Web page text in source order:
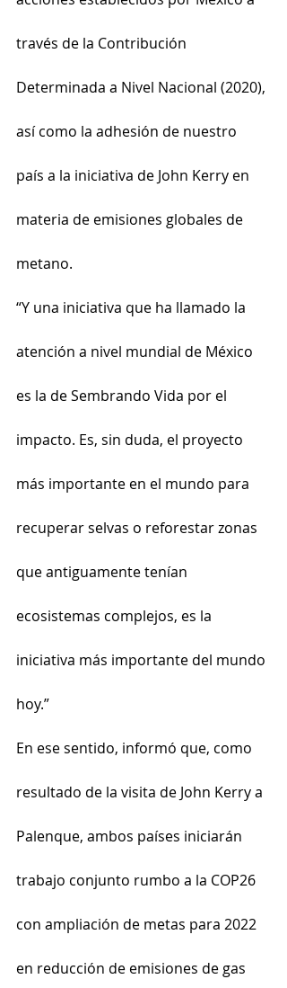
través de la Contribución
Determinada a Nivel Nacional (2020),
así como la adhesión de nuestro
país a la iniciativa de John Kerry en
materia de emisiones globales de
metano.
“Y una iniciativa que ha llamado la
atención a nivel mundial de México
es la de Sembrando Vida por el
impacto. Es, sin duda, el proyecto
más importante en el mundo para
recuperar selvas o reforestar zonas
que antiguamente tenían
ecosistemas complejos, es la
iniciativa más importante del mundo
hoy.”
En ese sentido, informó que, como
resultado de la visita de John Kerry a
Palenque, ambos países iniciarán
trabajo conjunto rumbo a la COP26
con ampliación de metas para 2022
en reducción de emisiones de gas